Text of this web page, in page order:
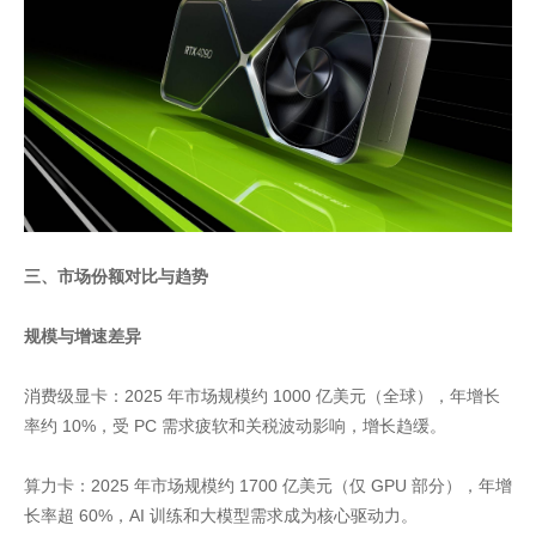
三、市场份额对比与趋势
规模与增速差异
消费级显卡：2025 年市场规模约 1000 亿美元（全球），年增长
率约 10%，受 PC 需求疲软和关税波动影响，增长趋缓。
算力卡：2025 年市场规模约 1700 亿美元（仅 GPU 部分），年增
长率超 60%，AI 训练和大模型需求成为核心驱动力。